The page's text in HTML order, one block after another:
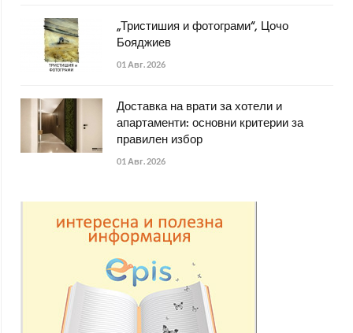
„Тристишия и фотограми“, Цочо
Бояджиев
01 Авг. 2026
Доставка на врати за хотели и
апартаменти: основни критерии за
правилен избор
01 Авг. 2026